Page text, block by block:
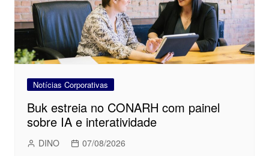
Notícias Corporativas
Buk estreia no CONARH com painel
sobre IA e interatividade
DINO 07/08/2026